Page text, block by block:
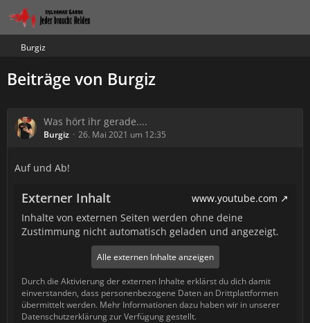
Burgiz
Beiträge von Burgiz
Was hört ihr gerade....
Burgiz 26. Mai 2021 um 12:35
Auf und Ab!
Externer Inhalt
www.youtube.com
Inhalte von externen Seiten werden ohne deine
Zustimmung nicht automatisch geladen und angezeigt.
Alle externen Inhalte anzeigen
Durch die Aktivierung der externen Inhalte erklärst du dich damit
einverstanden, dass personenbezogene Daten an Drittplattformen
übermittelt werden. Mehr Informationen dazu haben wir in unserer
Datenschutzerklärung zur Verfügung gestellt.